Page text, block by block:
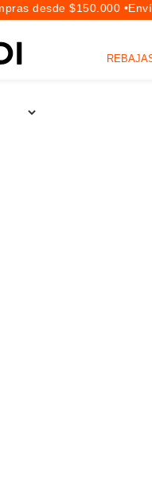
desde $150.000 •